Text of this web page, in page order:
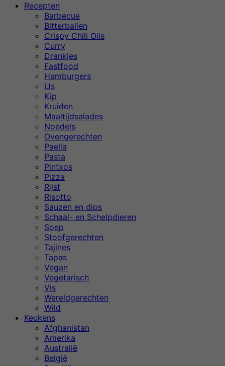
Recepten
Barbecue
Bitterballen
Crispy Chili Oils
Curry
Drankjes
Fastfood
Hamburgers
IJs
Kip
Kruiden
Maaltijdsalades
Noedels
Ovengerechten
Paella
Pasta
Pintxos
Pizza
Rijst
Risotto
Sauzen en dips
Schaal- en Schelpdieren
Soep
Stoofgerechten
Tajines
Tapas
Vegan
Vegetarisch
Vis
Wereldgerechten
Wild
Keukens
Afghanistan
Amerika
Australië
België